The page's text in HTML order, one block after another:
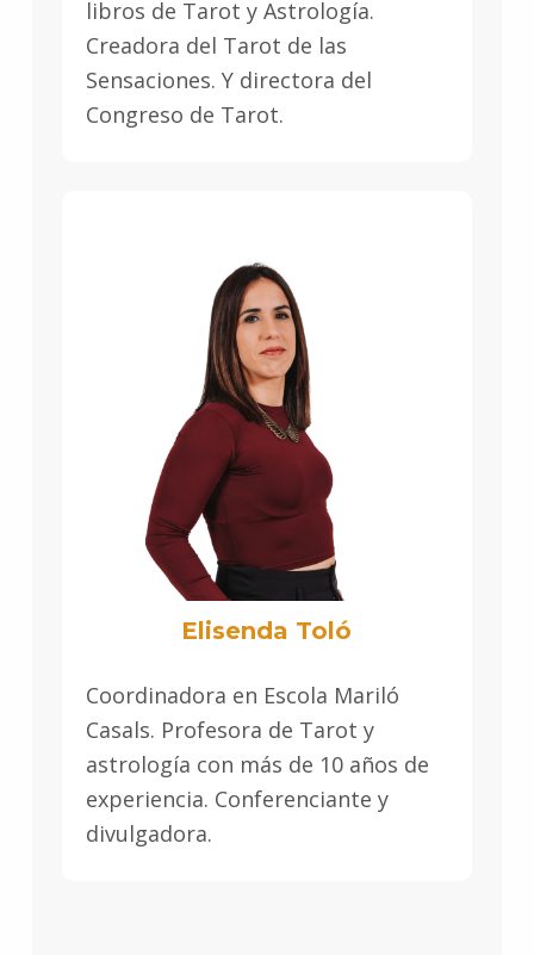
libros de Tarot y Astrología.
Creadora del Tarot de las
Sensaciones. Y directora del
Congreso de Tarot.
Elisenda Toló
Coordinadora en Escola Mariló
Casals. Profesora de Tarot y
astrología con más de 10 años de
experiencia. Conferenciante y
divulgadora.